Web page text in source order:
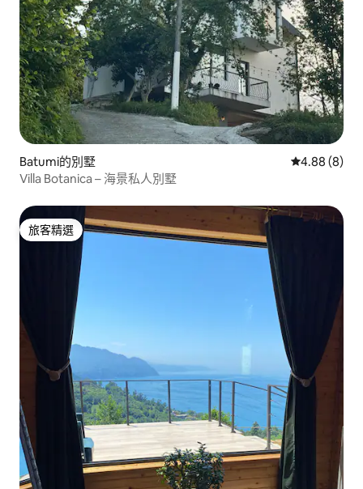
Batumi的別墅 從 8 則評價
4.88 (8)
Villa Botanica – 海景私人別墅
旅客精選
旅客精選